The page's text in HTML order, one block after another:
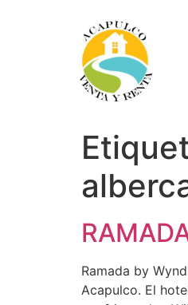
Ramada by
Acapulco. El